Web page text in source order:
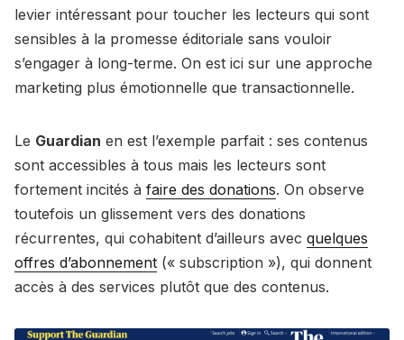
levier intéressant pour toucher les lecteurs qui sont
sensibles à la promesse éditoriale sans vouloir
s’engager à long-terme. On est ici sur une approche
marketing plus émotionnelle que transactionnelle.
Le Guardian en est l’exemple parfait : ses contenus
sont accessibles à tous mais les lecteurs sont
fortement incités à faire des donations. On observe
toutefois un glissement vers des donations
récurrentes, qui cohabitent d’ailleurs avec quelques
offres d’abonnement (« subscription »), qui donnent
accès à des services plutôt que des contenus.